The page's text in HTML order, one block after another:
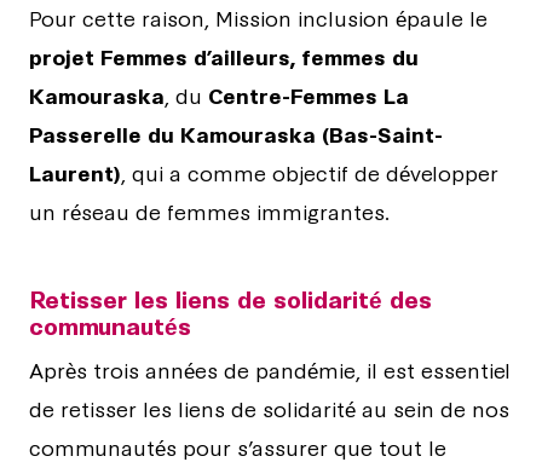
Pour cette raison, Mission inclusion épaule le
projet Femmes d’ailleurs, femmes du
Kamouraska , du Centre-Femmes La
Passerelle du Kamouraska (Bas-Saint-
Laurent) , qui a comme objectif de développer
un réseau de femmes immigrantes.
Retisser les liens de solidarité des
communautés
Après trois années de pandémie, il est essentiel
de retisser les liens de solidarité au sein de nos
communautés pour s’assurer que tout le